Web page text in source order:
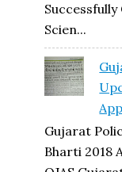
Scien...
Gujarat
Bharti 2018